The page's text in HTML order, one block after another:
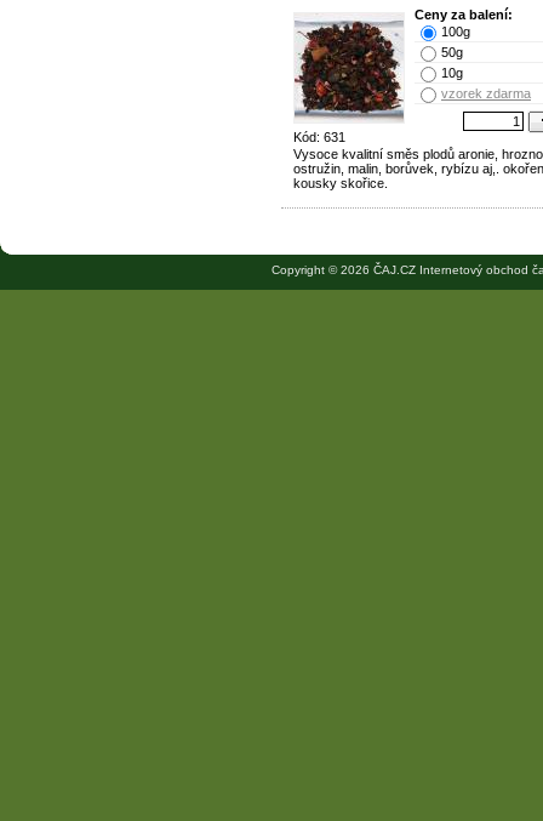
Kód: 631
Ceny za balení:
100g
50g
10g
vzorek zdarma
Vysoce kvalitní směs plodů aronie,
ostružin, malin, borůvek, rybízu aj,.
kousky skořice.
Copyright © 2026 ČAJ.CZ Internetový obchod